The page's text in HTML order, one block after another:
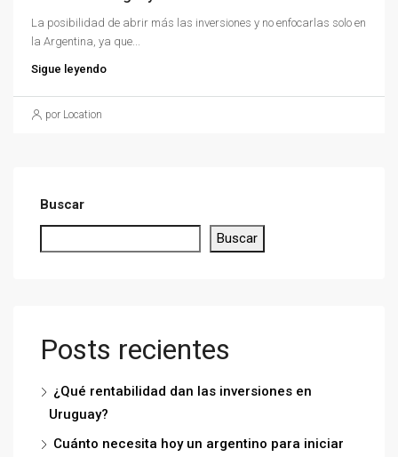
La posibilidad de abrir más las inversiones y no enfocarlas solo en
la Argentina, ya que...
Sigue leyendo
por Location
Buscar
Buscar
Posts recientes
¿Qué rentabilidad dan las inversiones en
Uruguay?
Cuánto necesita hoy un argentino para iniciar